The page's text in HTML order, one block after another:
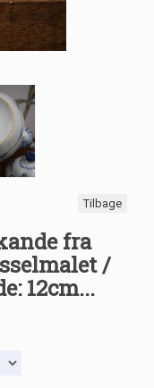
Tilbage
fra
/
12cm...